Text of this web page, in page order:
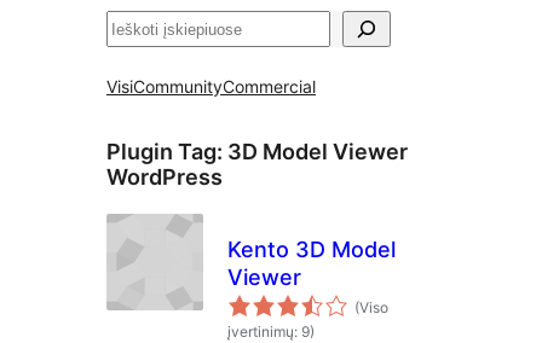
Paieška
VisiCommunityCommercial
Plugin Tag: 3D Model Viewer
WordPress
Kento 3D Model
Viewer
(Viso
įvertinimų: 9)